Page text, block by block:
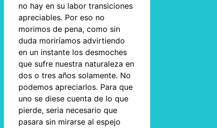
no hay en su labor transiciones
apreciables. Por eso no
morimos de pena, como sin
duda moriríamos advirtiendo
en un instante los desmoches
que sufre nuestra naturaleza en
dos o tres años solamente. No
podemos apreciarlos. Para que
uno se diese cuenta de lo que
pierde, seria necesario que
pasara sin mirarse al espejo